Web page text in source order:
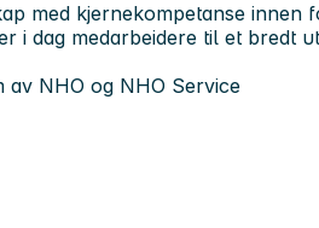
med kjernekompetanse innen
i dag medarbeidere til et bredt
NHO og NHO Service